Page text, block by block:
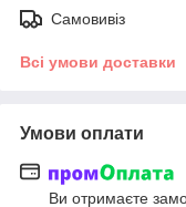
Самовивіз
Всі умови доставки
Умови оплати
Ви отримаєте